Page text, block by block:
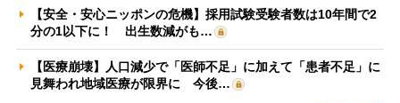
【安全・安心ニッポンの危機】採用試験受験者数は10年間で2
分の1以下に！ 出生数減がも…
【医療崩壊】人口減少で「医師不足」に加えて「患者不足」に
見舞われ地域医療が限界に 今後…